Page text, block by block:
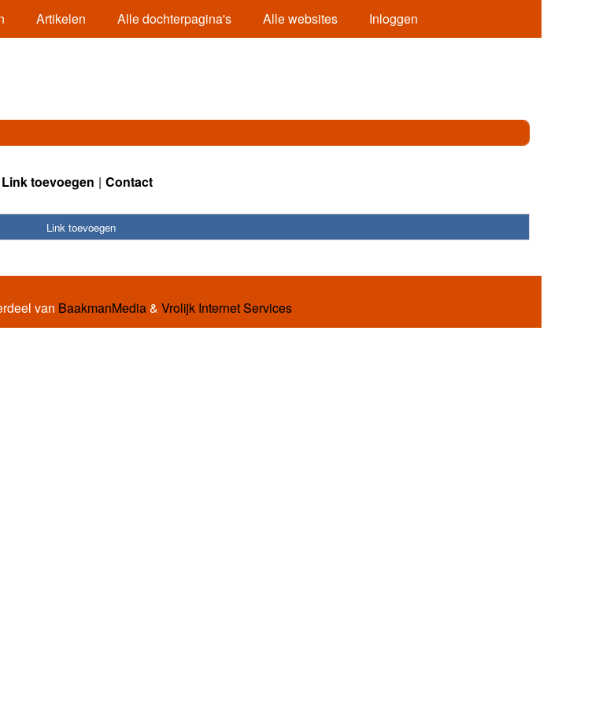
Artikelen Alle dochterpagina's Alle websites Inloggen
Link toevoegen Contact
Link toevoegen
van BaakmanMedia& Vrolijk Internet Services